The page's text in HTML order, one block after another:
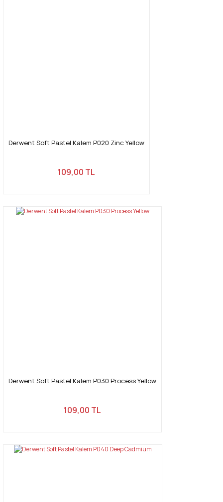
Gönder
Derwent Soft Pastel Kalem P020 Zinc Yellow
109,00 TL
Derwent Soft Pastel Kalem P030 Process Yellow
109,00 TL